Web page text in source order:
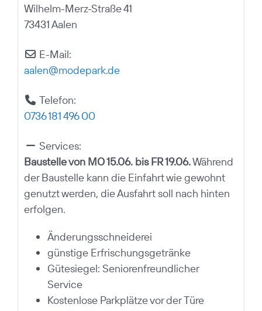
Wilhelm-Merz-Straße 41
73431 Aalen
E-Mail:
aalen@modepark.de
Telefon:
0736 181 496 00
Services:
Baustelle von MO 15.06. bis FR 19.06.Während
der Baustelle kann die Einfahrt wie gewohnt
genutzt werden, die Ausfahrt soll nach hinten
erfolgen.
Änderungsschneiderei
günstige Erfrischungsgetränke
Gütesiegel: Seniorenfreundlicher
Service
Kostenlose Parkplätze vor der Türe